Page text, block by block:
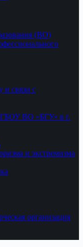
(ВО)
и связи с
ВО «БГУ» в г.
и экстремизма
организация